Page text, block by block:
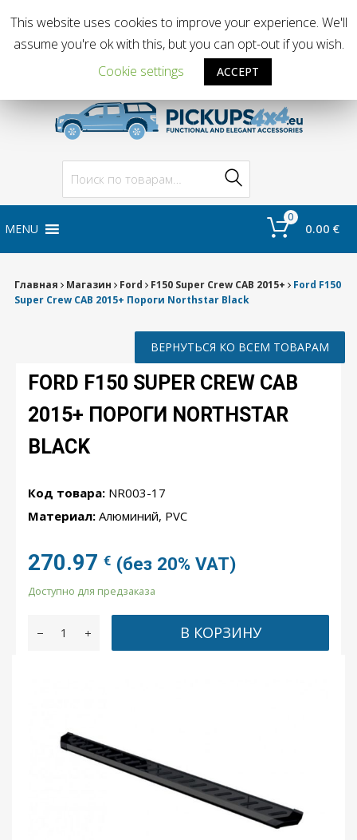
(ENG,EST,RUS) +372 51997907 |(RUS,LV) +37127040380|info@pickups4x4.eu
ДОБРО ПОЖАЛОВАТЬ.
ВОЙТИ | РЕГИСТРАЦИЯ
MENU 0.00 €
0
Главная Магазин Ford F150 Super Crew CAB 2015+
Ford F150
Super Crew CAB 2015+ Пороги Northstar Black
ВЕРНУТЬСЯ КО ВСЕМ ТОВАРАМ
FORD F150 SUPER CREW CAB
2015+ ПОРОГИ NORTHSTAR
BLACK
Код товара: NR003-17
Материал: Алюминий, PVC
270.97 € (без 20% VAT)
Доступно для предзаказа
В КОРЗИНУ
This website uses cookies to improve your experience. We'll
assume you're ok with this, but you can opt-out if you wish.
Cookie settings
ACCEPT